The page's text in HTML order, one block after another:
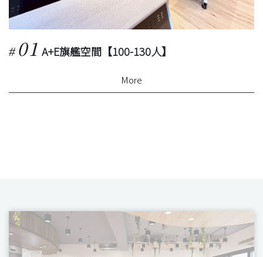
# 01 A+E旗艦空間【100-130人】
More